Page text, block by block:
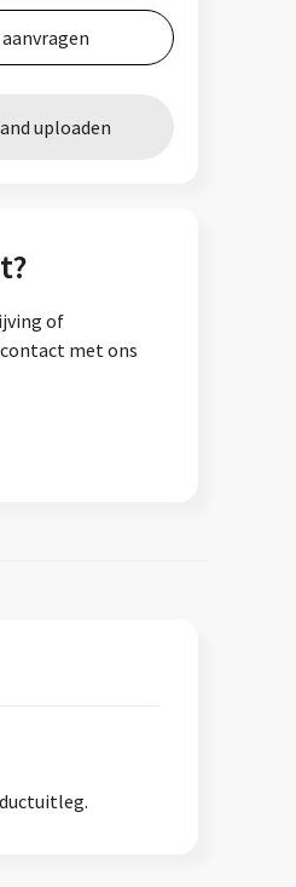
uploaden
of
met ons